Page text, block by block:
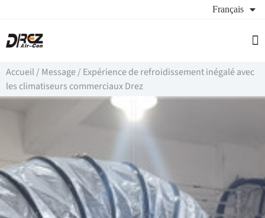
Français
Accueil/ Message/ Expérience de refroidissement inégalé avec
les climatiseurs commerciaux Drez